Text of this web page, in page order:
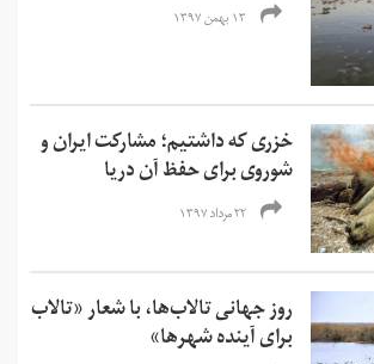
۱۳ بهمن ۱۳۹۷
خزری که داشتیم؛ مشارکت ایران و
شوروی برای حفظ آن دریا
۲۲ مرداد ۱۳۹۷
روز جهانی تالاب‌ها، با شعار «تالاب
برای آینده‌ شهرها»